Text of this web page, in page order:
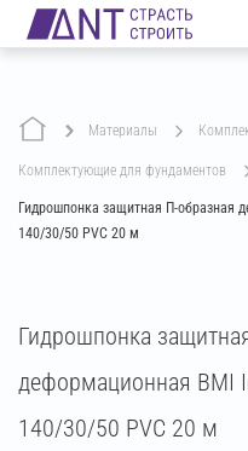
Материалы
комплектующие для фундаментов
Гидрошпонка защитная П-
140/30/50 PVC 20 м
Гидрошпонка
деформационная
140/30/50 PVC 20 м